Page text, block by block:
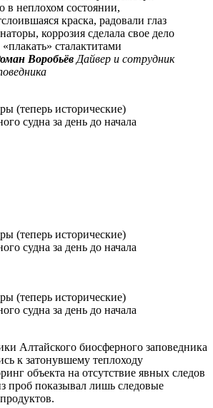
в неплохом состоянии,
краска, радовали глаз
коррозия сделала свое дело
сталактитами
Воробьёв Дайвер и сотрудник
(теперь исторические)
судна за день до начала
(теперь исторические)
судна за день до начала
(теперь исторические)
судна за день до начала
Алтайского биосферного заповедника
к затонувшему теплоходу
объекта на отсутствие явных следов
проб показывал лишь следовые